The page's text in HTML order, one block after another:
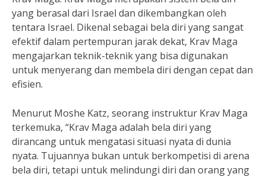
yang berasal dari Israel dan dikembangkan oleh
tentara Israel. Dikenal sebagai bela diri yang sangat
efektif dalam pertempuran jarak dekat, Krav Maga
mengajarkan teknik-teknik yang bisa digunakan
untuk menyerang dan membela diri dengan cepat dan
efisien.
Menurut Moshe Katz, seorang instruktur Krav Maga
terkemuka, “Krav Maga adalah bela diri yang
dirancang untuk mengatasi situasi nyata di dunia
nyata. Tujuannya bukan untuk berkompetisi di arena
bela diri, tetapi untuk melindungi diri dan orang yang